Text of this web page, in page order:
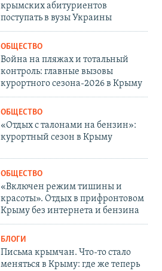
крымских абитуриентов
поступать в вузы Украины
ОБЩЕСТВО
Война на пляжах и тотальный
контроль: главные вызовы
курортного сезона-2026 в Крыму
ОБЩЕСТВО
«Отдых с талонами на бензин»:
курортный сезон в Крыму
ОБЩЕСТВО
«Включен режим тишины и
красоты». Отдых в прифронтовом
Крыму без интернета и бензина
БЛОГИ
Письма крымчан. Что-то стало
меняться в Крыму: где же теперь